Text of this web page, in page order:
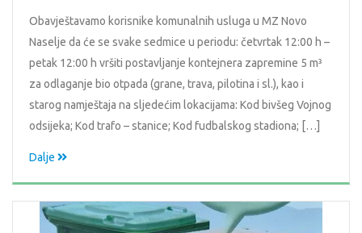
Obavještavamo korisnike komunalnih usluga u MZ Novo
Naselje da će se svake sedmice u periodu: četvrtak 12:00 h –
petak 12:00 h vršiti postavljanje kontejnera zapremine 5 m³
za odlaganje bio otpada (grane, trava, pilotina i sl.), kao i
starog namještaja na sljedećim lokacijama: Kod bivšeg Vojnog
odsijeka; Kod trafo – stanice; Kod fudbalskog stadiona; […]
Dalje